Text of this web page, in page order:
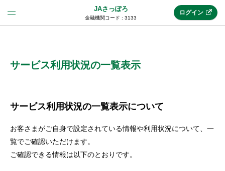
JAさっぽろ
金融機関コード : 3133
(法人JAネットバンク)
ログイン
サービス利用状況の一覧表示
サービス利用状況の一覧表示について
お客さまがご自身で設定されている情報や利用状況について、一
覧でご確認いただけます。
ご確認できる情報は以下のとおりです。